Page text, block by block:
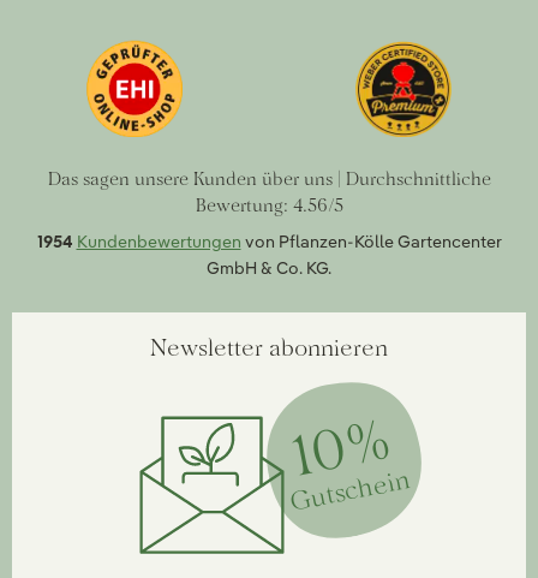
Das sagen unsere Kunden über uns | Durchschnittliche
Bewertung: 4.56/5
1954 Kundenbewertungen von Pflanzen-Kölle Gartencenter
GmbH & Co. KG.
Newsletter abonnieren
10%
Gutschein